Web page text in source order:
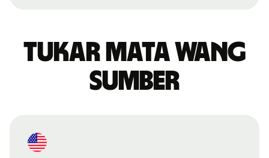
Tukar mata wang
sumber